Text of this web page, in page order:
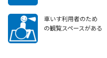
車いす利用者のため
の観覧スペースがある